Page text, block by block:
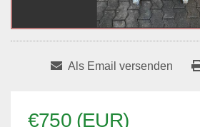
Als Email versenden
€750 (EUR)